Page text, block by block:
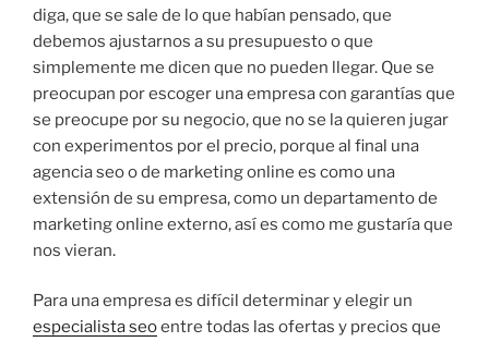
diga, que se sale de lo que habían pensado, que
debemos ajustarnos a su presupuesto o que
simplemente me dicen que no pueden llegar. Que se
preocupan por escoger una empresa con garantías que
se preocupe por su negocio, que no se la quieren jugar
con experimentos por el precio, porque al final una
agencia seo o de marketing online es como una
extensión de su empresa, como un departamento de
marketing online externo, así es como me gustaría que
nos vieran.
Para una empresa es difícil determinar y elegir un
especialista seoentre todas las ofertas y precios que